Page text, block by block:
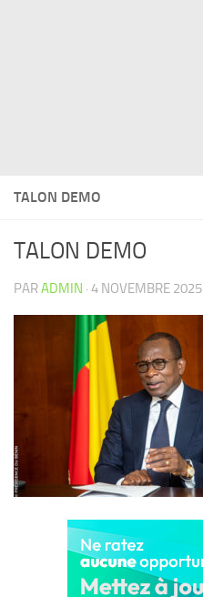
TALON DEMO
TALON DEMO
PARADMIN · 4 NOVEMBRE 2025